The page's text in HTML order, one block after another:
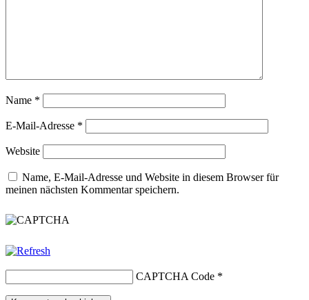
Name *
E-Mail-Adresse *
Website
Name, E-Mail-Adresse und Website in diesem Browser für
meinen nächsten Kommentar speichern.
CAPTCHA Code *